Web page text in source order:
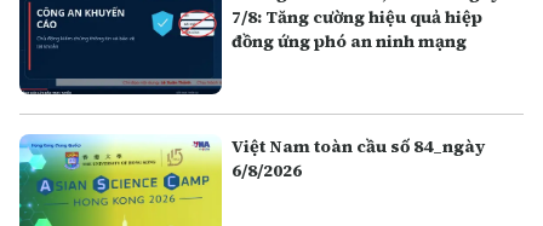
7/8: Tăng cường hiệu quả hiệp
đồng ứng phó an ninh mạng
Việt Nam toàn cầu số 84_ngày
6/8/2026